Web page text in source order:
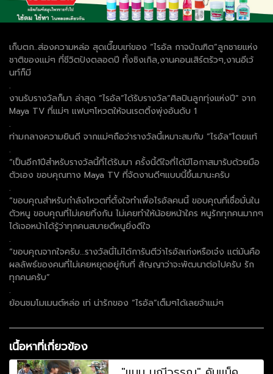
เก็บตก..ส่องความหล่อ สุดเนี๊ยบเท่ของ “ไรอัล กาจบัณฑิต”ลูกชายแห่ง
ชาติของแม่ๆ ที่ชีวิตปังตลอดปี ทั้งซิงเกิล,งานคอนเสิร์ตรัวๆ,งานอีเว้
นท์ก็มี
.
งานรับรางวัลก็มา ล่าสุด “ไรอัล”ได้รับรางวัล“ศิลปินลูกทุ่งแห่งปี” จาก
Maya TV ที่แม่ๆ แฟนๆโหวตให้จนเรตติ้งพุ่งอันดับ 1
.
ท่ามกลางความยินดี จากแม่ๆถือว่ารางวัลนี้เหมาะสมกับ “ไรอัล”โดยแท้
.
“เป็นอีก1ปีสำหรับรางวัลนี้ที่ได้รับมา ครั้งนี้ดีใจที่ได้มีโอกาสมารับด้วยมือ
ตัวเอง ขอบคุณทาง Maya TV ที่จัดงานดีๆแบบนี้ขึ้นมานะครับ
.
“ขอบคุณสำหรับกำลังโหวตที่ตั้งใจทำเพื่อไรอัลคนนี้ ขอบคุณที่เชื่อมั่นใน
ตัวหนู ขอบคุณที่ไม่เคยทิ้งกัน ไม่เคยทำให้น้อยหน้าใคร หนูรักทุกคนมากๆ
ได้เจอหน้าได้รู้ว่าทุกคนสบายดีหนูยิ่งดีใจ
.
“ขอบคุณจากใจครับ…รางวัลนี่ไม่ได้การันตีว่าไรอัลเก่งหรือเจ๋ง แต่มันคือ
ผลลัพธ์ของคนที่ไม่เคยหยุดอยู่กับที่ สัญญาว่าจะพัฒนาต่อไปครับ รัก
ทุกคนครับ”
.
ย้อนชมโมเมนต์หล่อ เท่ น่ารักของ “ไรอัล”เต็มๆได้เลยจ้าแม่ๆ
เนื้อหาที่เกี่ยวข้อง